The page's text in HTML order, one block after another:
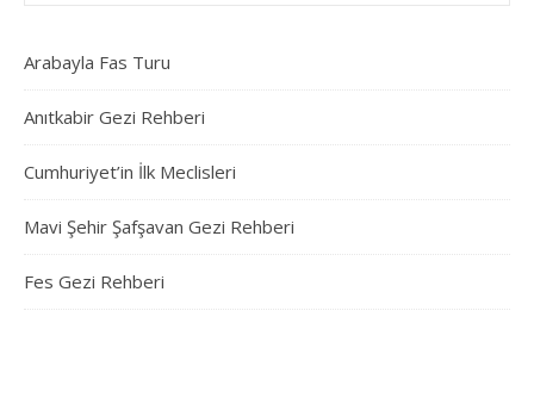
Arabayla Fas Turu
Anıtkabir Gezi Rehberi
Cumhuriyet’in İlk Meclisleri
Mavi Şehir Şafşavan Gezi Rehberi
Fes Gezi Rehberi